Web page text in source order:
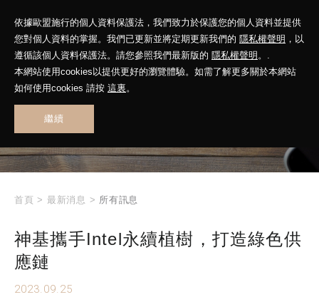
依據歐盟施行的個人資料保護法，我們致力於保護您的個人資料並提供
您對個人資料的掌握。我們已更新並將定期更新我們的 隱私權聲明 ，以
遵循該個人資料保護法。請您參照我們最新版的 隱私權聲明 。.
本網站使用cookies以提供更好的瀏覽體驗。如需了解更多關於本網站
如何使用cookies 請按 這裏。
繼續
WHAT'S NEW
首頁 > 最新消息 > 所有訊息
神基攜手Intel永續植樹，打造綠色供
應鏈
2023.09.25